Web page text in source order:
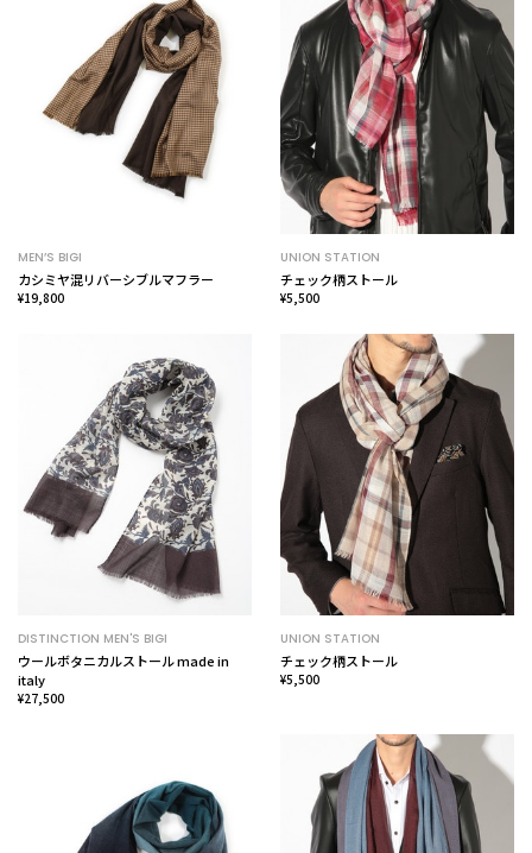
MEN’S BIGI
カシミヤ混リバーシブルマフラー
¥19,800
UNION STATION
チェック柄ストール
¥5,500
DISTINCTION MEN'S BIGI
ウールボタニカルストール made in
italy
¥27,500
UNION STATION
チェック柄ストール
¥5,500